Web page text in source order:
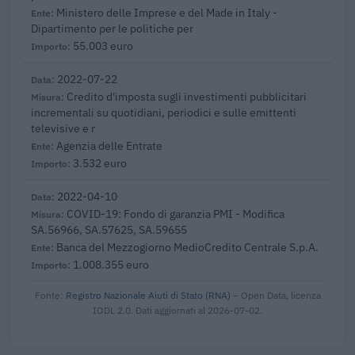
Ministero delle Imprese e del Made in Italy -
Dipartimento per le politiche per
55.003 euro
2022-07-22
Credito d'imposta sugli investimenti pubblicitari
incrementali su quotidiani, periodici e sulle emittenti
televisive e r
Agenzia delle Entrate
3.532 euro
2022-04-10
COVID-19: Fondo di garanzia PMI - Modifica
SA.56966, SA.57625, SA.59655
Banca del Mezzogiorno MedioCredito Centrale S.p.A.
1.008.355 euro
Fonte: Registro Nazionale Aiuti di Stato (RNA) – Open Data, licenza
IODL 2.0. Dati aggiornati al 2026-07-02.